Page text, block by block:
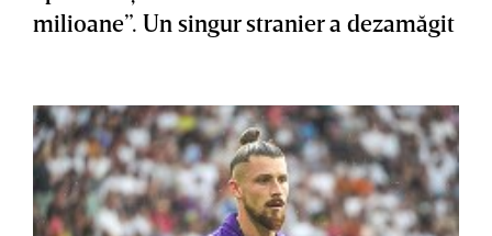
milioane”. Un singur stranier a dezamăgit